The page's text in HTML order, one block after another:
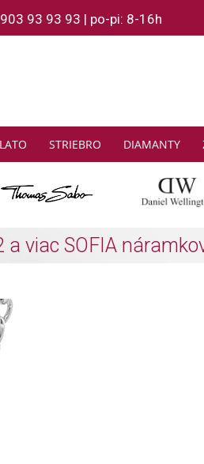
93 93 93 | po-pi: 8-16h
STRIEBRO DIAMANTY
SABO: